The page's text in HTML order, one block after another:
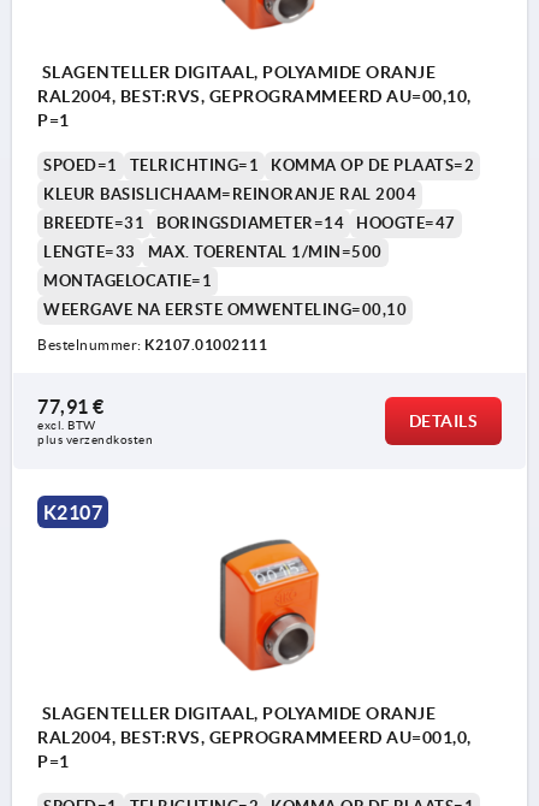
SLAGENTELLER DIGITAAL, POLYAMIDE ORANJE
RAL2004, BEST:RVS, GEPROGRAMMEERD AU=00,10,
P=1
SPOED=1 TELRICHTING=1
KOMMA OP DE PLAATS=2
KLEUR BASISLICHAAM=REINORANJE RAL 2004
BREEDTE=31
BORINGSDIAMETER=14
HOOGTE=47
LENGTE=33
MAX. TOERENTAL 1/MIN=500
MONTAGELOCATIE=1
WEERGAVE NA EERSTE OMWENTELING=00,10
Bestelnummer: K2107.01002111
77,91 €
excl. BTW
plus verzendkosten
DETAILS
K2107
SLAGENTELLER DIGITAAL, POLYAMIDE ORANJE
RAL2004, BEST:RVS, GEPROGRAMMEERD AU=001,0,
P=1